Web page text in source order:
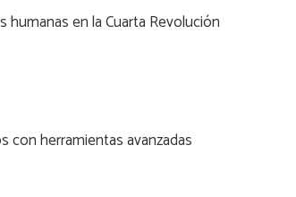
en la Cuarta Revolución
con herramientas avanzadas